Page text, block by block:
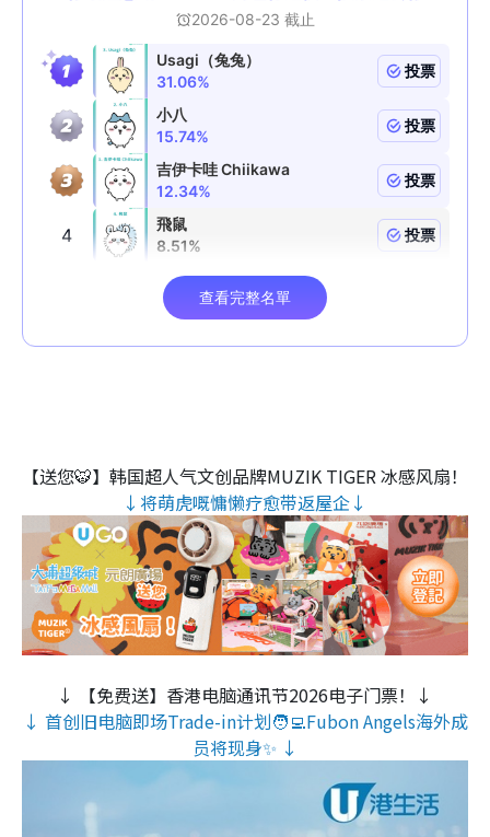
【送您🐯】韩国超人气文创品牌MUZIK TIGER 冰感风扇！
↓将萌虎嘅慵懒疗愈带返屋企↓
↓ 【免费送】香港电脑通讯节2026电子门票！↓
↓ 首创旧电脑即场Trade-in计划🧑‍💻Fubon Angels海外成
员将现身✨ ↓